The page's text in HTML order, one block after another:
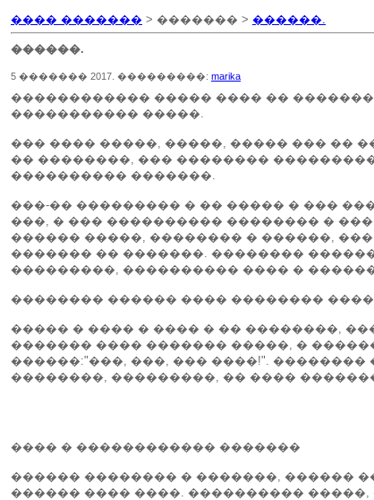
���� ������� > ������� > ������.
������.
5 ������� 2017. ���������: marika
������������ ����� ���� ��
����������� �����.
��� ���� �����, �����, ����� ��� ��
�� ��������, ��� ��������
���������� �������.
���-�� ��������� � �� ����� � ���
���, � ��� ���������� �������� �
������ �����, �������� � ������,
������� �� �������. ��������
���������, ���������� ���� �
�������� ������ ���� ��������
����� � ���� � ���� � �� ��������,
������� ���� ������� �����, �
������:"���, ���, ��� ����!".
��������, ���������, �� ����
���� � ������������ �������
������ �������� � �������, ������
������ ���� ����. ����������